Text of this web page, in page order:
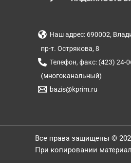
Наш адрес: 690002,
пр-т. Острякова, 8
Телефон, факс: (423) 24-
(многоканальный)
bazis@kprim.ru
Все права защищены ©
При копировании